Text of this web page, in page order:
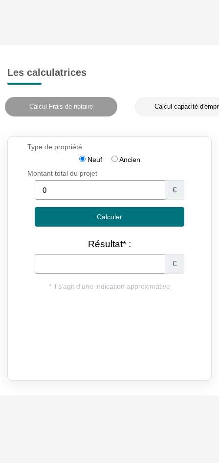
Les calculatrices
Calcul Frais de notaire Calcul capacité